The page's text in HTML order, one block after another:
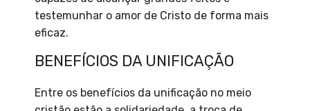
testemunhar o amor de Cristo de forma mais
eficaz.
BENEFÍCIOS DA UNIFICAÇÃO
Entre os benefícios da unificação no meio